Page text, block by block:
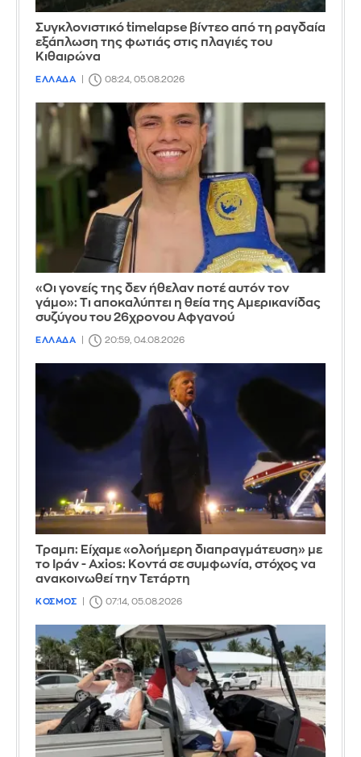
Συγκλονιστικό timelapse βίντεο από τη ραγδαία
εξάπλωση της φωτιάς στις πλαγιές του
Κιθαιρώνα
ΕΛΛΑΔΑ 08:24, 05.08.2026
«Οι γονείς της δεν ήθελαν ποτέ αυτόν τον
γάμο»: Τι αποκαλύπτει η θεία της Αμερικανίδας
συζύγου του 26χρονου Αφγανού
ΕΛΛΑΔΑ 20:59, 04.08.2026
Τραμπ: Είχαμε «ολοήμερη διαπραγμάτευση» με
το Ιράν - Axios: Κοντά σε συμφωνία, στόχος να
ανακοινωθεί την Τετάρτη
ΚΟΣΜΟΣ 07:14, 05.08.2026